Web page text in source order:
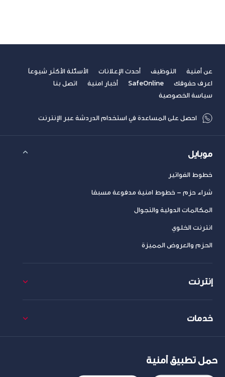
عن أمنية التوظيف أحدث الإعلانات
الأسئلة الأكثر شيوعاً
اعرف حقوقك
SafeOnline أخبار امنية
اتصل بنا
سياسة الخصوصية
احصل على المساعدة في استخدام الدردشة عبر الإنترنت
موبايل
خطوط الفواتير
شراء حزم – خطوط امنية مدفوعة مسبقا
المكالمات الدولية والتجوال
انترنت الخلوي
الحزم والعروض المميزة
إنترنت
خدمات
حمل تطبيق أمنية